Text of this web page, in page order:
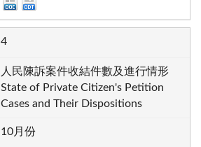
4
人民陳訴案件收結件數及進行情形
State of Private Citizen's Petition
Cases and Their Dispositions
10月份